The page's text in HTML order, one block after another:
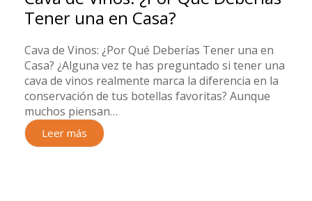
Tener una en Casa?
Cava de Vinos: ¿Por Qué Deberías Tener una en
Casa? ¿Alguna vez te has preguntado si tener una
cava de vinos realmente marca la diferencia en la
conservación de tus botellas favoritas? Aunque
muchos piensan…
Leer más